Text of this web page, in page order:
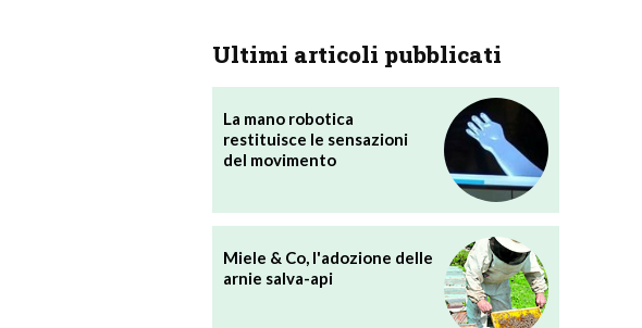
Ultimi articoli pubblicati
La mano robotica
restituisce le sensazioni
del movimento
Miele & Co, l'adozione delle
arnie salva-api